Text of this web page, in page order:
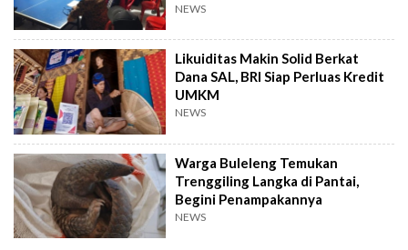
NEWS
Likuiditas Makin Solid Berkat
Dana SAL, BRI Siap Perluas Kredit
UMKM
NEWS
Warga Buleleng Temukan
Trenggiling Langka di Pantai,
Begini Penampakannya
NEWS